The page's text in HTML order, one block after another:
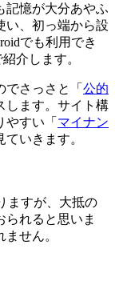
記憶が大分あやふ
い、初っ端から設
でも利用でき
介します。
さっさと「 公的
します。サイト構
すい「 マイナン
いきます。
ますが、大抵の
れると思いま
せん。